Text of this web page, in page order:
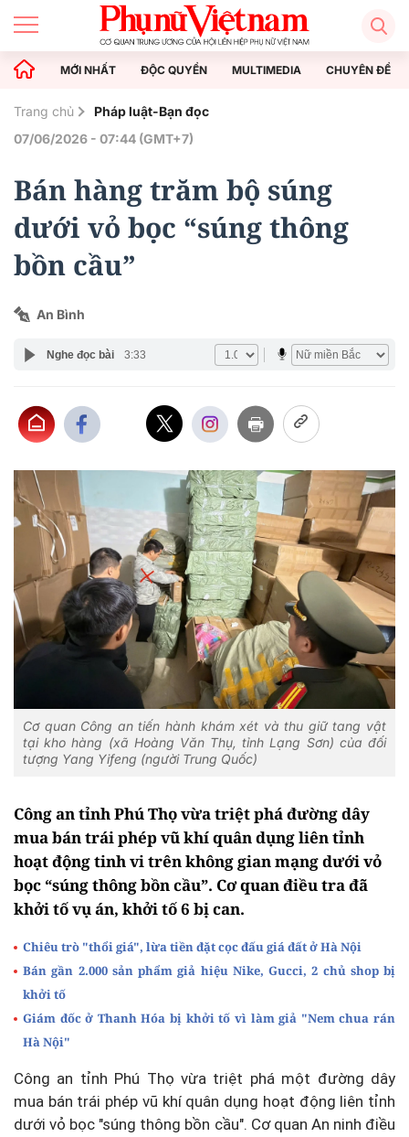
MỚI NHẤT ĐỘC QUYỀN MULTIMEDIA CHUYÊN ĐỀ
Trang chủ
Pháp luật-Bạn đọc
07/06/2026 - 07:44 (GMT+7)
Bán hàng trăm bộ súng
dưới vỏ bọc “súng thông
bồn cầu”
An Bình
Nghe đọc bài 3:33
Cơ quan Công an tiến hành khám xét và thu giữ tang vật
tại kho hàng (xã Hoàng Văn Thụ, tỉnh Lạng Sơn) của đối
tượng Yang Yifeng (người Trung Quốc)
Công an tỉnh Phú Thọ vừa triệt phá đường dây
mua bán trái phép vũ khí quân dụng liên tỉnh
hoạt động tinh vi trên không gian mạng dưới vỏ
bọc “súng thông bồn cầu”. Cơ quan điều tra đã
khởi tố vụ án, khởi tố 6 bị can.
Chiêu trò "thổi giá", lừa tiền đặt cọc đấu giá đất ở Hà Nội
Bán gần 2.000 sản phẩm giả hiệu Nike, Gucci, 2 chủ shop bị
khởi tố
Giám đốc ở Thanh Hóa bị khởi tố vì làm giả "Nem chua rán
Hà Nội"
Công an tỉnh Phú Thọ vừa triệt phá một đường dây
mua bán trái phép vũ khí quân dụng hoạt động liên tỉnh
dưới vỏ bọc "súng thông bồn cầu". Cơ quan An ninh điều